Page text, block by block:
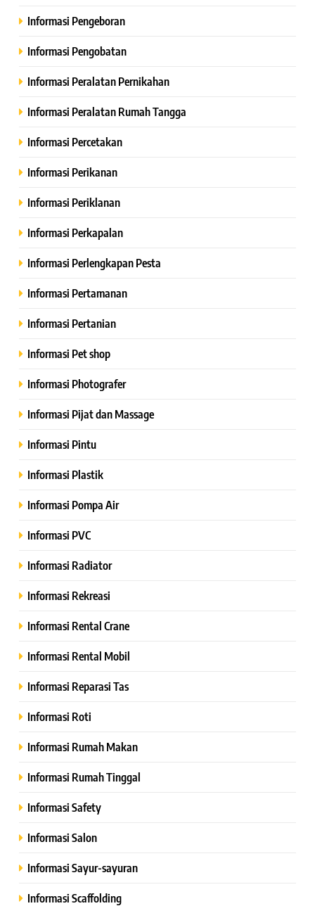
Informasi Pengeboran
Informasi Pengobatan
Informasi Peralatan Pernikahan
Informasi Peralatan Rumah Tangga
Informasi Percetakan
Informasi Perikanan
Informasi Periklanan
Informasi Perkapalan
Informasi Perlengkapan Pesta
Informasi Pertamanan
Informasi Pertanian
Informasi Pet shop
Informasi Photografer
Informasi Pijat dan Massage
Informasi Pintu
Informasi Plastik
Informasi Pompa Air
Informasi PVC
Informasi Radiator
Informasi Rekreasi
Informasi Rental Crane
Informasi Rental Mobil
Informasi Reparasi Tas
Informasi Roti
Informasi Rumah Makan
Informasi Rumah Tinggal
Informasi Safety
Informasi Salon
Informasi Sayur-sayuran
Informasi Scaffolding